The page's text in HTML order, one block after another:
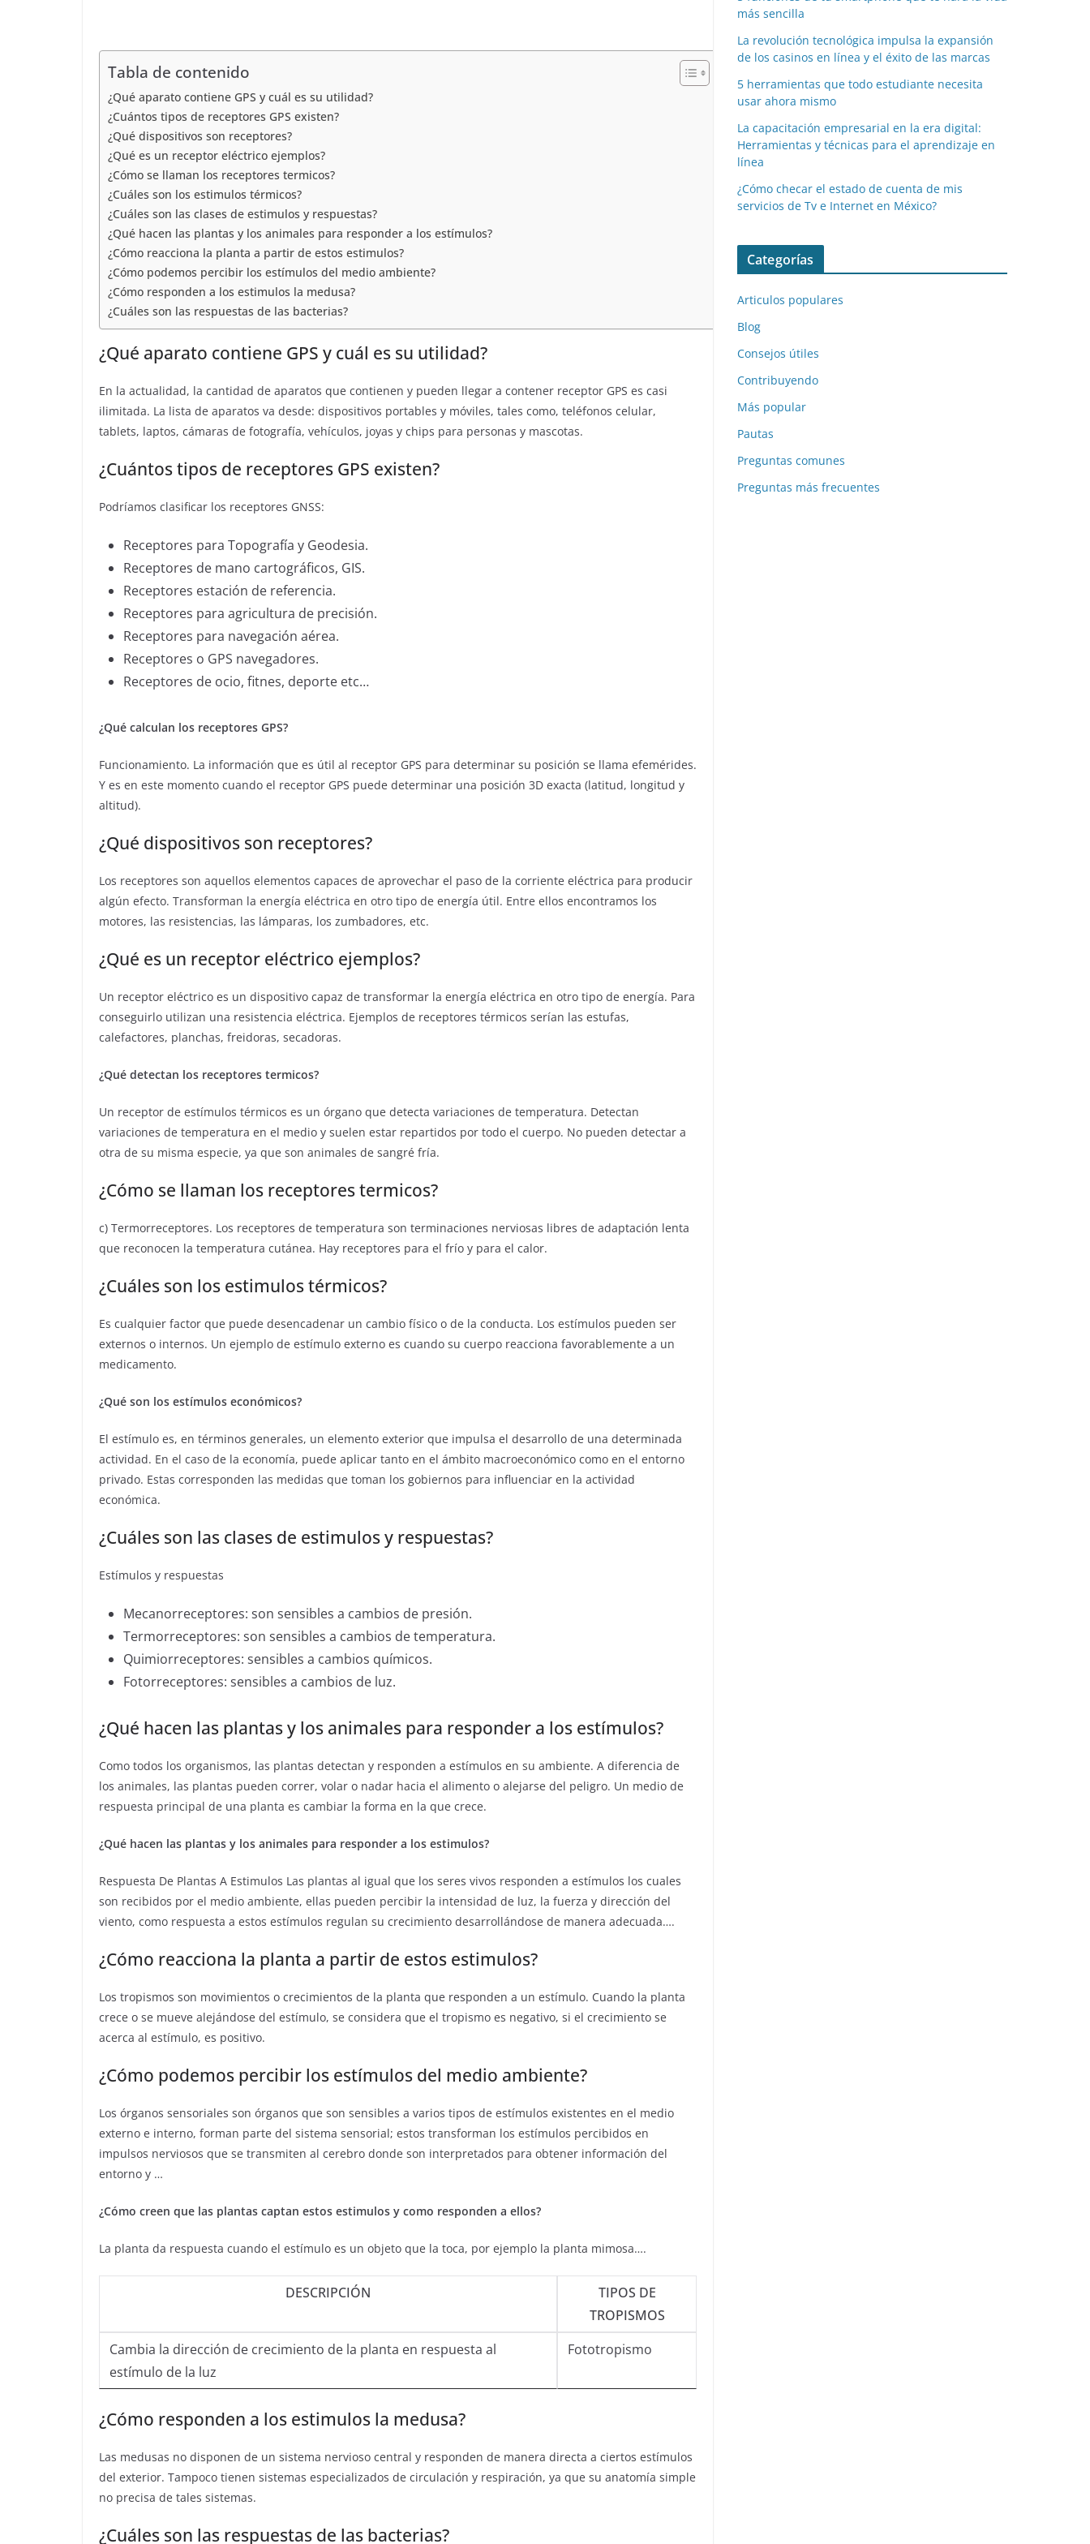
Tabla de contenido
¿Qué aparato contiene GPS y cuál es su utilidad?
¿Cuántos tipos de receptores GPS existen?
¿Qué dispositivos son receptores?
¿Qué es un receptor eléctrico ejemplos?
¿Cómo se llaman los receptores termicos?
¿Cuáles son los estimulos térmicos?
¿Cuáles son las clases de estimulos y respuestas?
¿Qué hacen las plantas y los animales para responder a los estímulos?
¿Cómo reacciona la planta a partir de estos estimulos?
¿Cómo podemos percibir los estímulos del medio ambiente?
¿Cómo responden a los estimulos la medusa?
¿Cuáles son las respuestas de las bacterias?
¿Qué aparato contiene GPS y cuál es su utilidad?
En la actualidad, la cantidad de aparatos que contienen y pueden llegar a contener receptor GPS es casi
ilimitada. La lista de aparatos va desde: dispositivos portables y móviles, tales como, teléfonos celular,
tablets, laptos, cámaras de fotografía, vehículos, joyas y chips para personas y mascotas.
¿Cuántos tipos de receptores GPS existen?
Podríamos clasificar los receptores GNSS:
Receptores para Topografía y Geodesia.
Receptores de mano cartográficos, GIS.
Receptores estación de referencia.
Receptores para agricultura de precisión.
Receptores para navegación aérea.
Receptores o GPS navegadores.
Receptores de ocio, fitnes, deporte etc…
¿Qué calculan los receptores GPS?
Funcionamiento. La información que es útil al receptor GPS para determinar su posición se llama efemérides.
Y es en este momento cuando el receptor GPS puede determinar una posición 3D exacta (latitud, longitud y
altitud).
¿Qué dispositivos son receptores?
Los receptores son aquellos elementos capaces de aprovechar el paso de la corriente eléctrica para producir
algún efecto. Transforman la energía eléctrica en otro tipo de energía útil. Entre ellos encontramos los
motores, las resistencias, las lámparas, los zumbadores, etc.
¿Qué es un receptor eléctrico ejemplos?
Un receptor eléctrico es un dispositivo capaz de transformar la energía eléctrica en otro tipo de energía. Para
conseguirlo utilizan una resistencia eléctrica. Ejemplos de receptores térmicos serían las estufas,
calefactores, planchas, freidoras, secadoras.
¿Qué detectan los receptores termicos?
Un receptor de estímulos térmicos es un órgano que detecta variaciones de temperatura. Detectan
variaciones de temperatura en el medio y suelen estar repartidos por todo el cuerpo. No pueden detectar a
otra de su misma especie, ya que son animales de sangré fría.
¿Cómo se llaman los receptores termicos?
c) Termorreceptores. Los receptores de temperatura son terminaciones nerviosas libres de adaptación lenta
que reconocen la temperatura cutánea. Hay receptores para el frío y para el calor.
¿Cuáles son los estimulos térmicos?
Es cualquier factor que puede desencadenar un cambio físico o de la conducta. Los estímulos pueden ser
externos o internos. Un ejemplo de estímulo externo es cuando su cuerpo reacciona favorablemente a un
medicamento.
¿Qué son los estímulos económicos?
El estímulo es, en términos generales, un elemento exterior que impulsa el desarrollo de una determinada
actividad. En el caso de la economía, puede aplicar tanto en el ámbito macroeconómico como en el entorno
privado. Estas corresponden las medidas que toman los gobiernos para influenciar en la actividad
económica.
¿Cuáles son las clases de estimulos y respuestas?
Estímulos y respuestas
Mecanorreceptores: son sensibles a cambios de presión.
Termorreceptores: son sensibles a cambios de temperatura.
Quimiorreceptores: sensibles a cambios químicos.
Fotorreceptores: sensibles a cambios de luz.
¿Qué hacen las plantas y los animales para responder a los estímulos?
Como todos los organismos, las plantas detectan y responden a estímulos en su ambiente. A diferencia de
los animales, las plantas pueden correr, volar o nadar hacia el alimento o alejarse del peligro. Un medio de
respuesta principal de una planta es cambiar la forma en la que crece.
¿Qué hacen las plantas y los animales para responder a los estimulos?
Respuesta De Plantas A Estimulos Las plantas al igual que los seres vivos responden a estímulos los cuales
son recibidos por el medio ambiente, ellas pueden percibir la intensidad de luz, la fuerza y dirección del
viento, como respuesta a estos estímulos regulan su crecimiento desarrollándose de manera adecuada….
¿Cómo reacciona la planta a partir de estos estimulos?
Los tropismos son movimientos o crecimientos de la planta que responden a un estímulo. Cuando la planta
crece o se mueve alejándose del estímulo, se considera que el tropismo es negativo, si el crecimiento se
acerca al estímulo, es positivo.
¿Cómo podemos percibir los estímulos del medio ambiente?
Los órganos sensoriales son órganos que son sensibles a varios tipos de estímulos existentes en el medio
externo e interno, forman parte del sistema sensorial; estos transforman los estímulos percibidos en
impulsos nerviosos que se transmiten al cerebro donde son interpretados para obtener información del
entorno y …
¿Cómo creen que las plantas captan estos estimulos y como responden a ellos?
La planta da respuesta cuando el estímulo es un objeto que la toca, por ejemplo la planta mimosa….
DESCRIPCIÓN
TIPOS DE
TROPISMOS
Cambia la dirección de crecimiento de la planta en respuesta al
estímulo de la luz
Fototropismo
¿Cómo responden a los estimulos la medusa?
Las medusas no disponen de un sistema nervioso central y responden de manera directa a ciertos estímulos
del exterior. Tampoco tienen sistemas especializados de circulación y respiración, ya que su anatomía simple
no precisa de tales sistemas.
¿Cuáles son las respuestas de las bacterias?
más sencilla
La revolución tecnológica impulsa la expansión
de los casinos en línea y el éxito de las marcas
5 herramientas que todo estudiante necesita
usar ahora mismo
La capacitación empresarial en la era digital:
Herramientas y técnicas para el aprendizaje en
línea
¿Cómo checar el estado de cuenta de mis
servicios de Tv e Internet en México?
Categorías
Articulos populares
Blog
Consejos útiles
Contribuyendo
Más popular
Pautas
Preguntas comunes
Preguntas más frecuentes